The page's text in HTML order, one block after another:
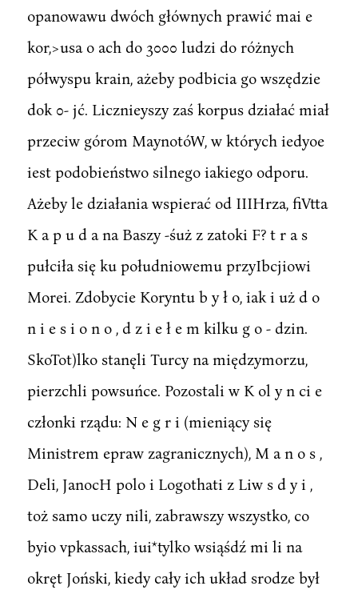
opanowawu dwóch głównych prawić mai e
kor,>usa o ach do 3000 ludzi do różnych
półwyspu krain, ażeby podbicia go wszędzie
dok 0- jć. Licznieyszy zaś korpus działać miał
przeciw górom MaynotóW, w których iedyoe
iest podobieństwo silnego iakiego odporu.
Ażeby le działania wspierać od IIIHrza, fiVtta
K a p u d a na Baszy -śuż z zatoki F? t r a s
pułciła się ku południowemu przyIbcjiowi
Morei. Zdobycie Koryntu b y ł o, iak i uż d o
n i e s i o n o , d z i e ł e m kilku g o - dzin.
SkoTot)lko stanęli Turcy na międzymorzu,
pierzchli powsuńce. Pozostali w K ol y n ci e
członki rządu: N e g r i (mieniący się
Ministrem epraw zagranicznych), M a n o s ,
Deli, JanocH polo i Logothati z Liw s d y i ,
toż samo uczy nili, zabrawszy wszystko, co
byio vpkassach, iui*tylko wsiąśdź mi li na
okręt Joński, kiedy cały ich układ srodze był